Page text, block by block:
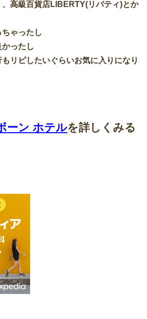
高級百貨店LIBERTY(リバティ)とか
ゃったし
ったし
リピしたいぐらいお気に入りになり
ーン ホテルを詳しくみる